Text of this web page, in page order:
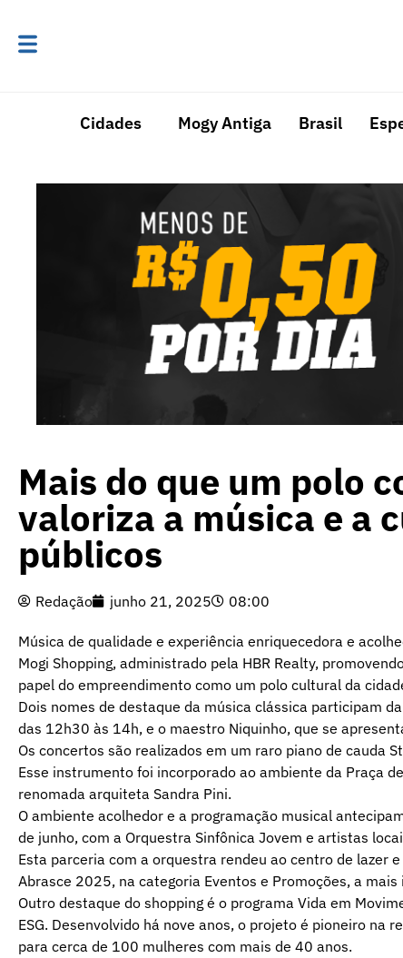
Cidades Mogy Antiga Brasil
Mais do que um polo
valoriza a música e a
públicos
Redação junho 21, 2025 08:00
Música de qualidade e experiência enriquecedora e
Mogi Shopping, administrado pela HBR Realty,
papel do empreendimento como um polo cultural da
Dois nomes de destaque da música clássica participam
das 12h30 às 14h, e o maestro Niquinho, que se
Os concertos são realizados em um raro piano de cauda
Esse instrumento foi incorporado ao ambiente da Praça
renomada arquiteta Sandra Pini.
O ambiente acolhedor e a programação musical
de junho, com a Orquestra Sinfônica Jovem e artistas
Esta parceria com a orquestra rendeu ao centro de lazer
Abrasce 2025, na categoria Eventos e Promoções, a
Outro destaque do shopping é o programa Vida em
ESG. Desenvolvido há nove anos, o projeto é pioneiro na
para cerca de 100 mulheres com mais de 40 anos.